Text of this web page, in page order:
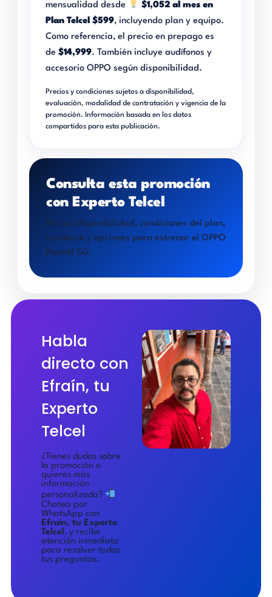
mensualidad desde
$1,052 al mes en
Plan Telcel $599, incluyendo plan y equipo.
Como referencia, el precio en prepago es
de $14,999. También incluye audífonos y
accesorio OPPO según disponibilidad.
Precios y condiciones sujetos a disponibilidad,
evaluación, modalidad de contratación y vigencia de la
promoción. Información basada en los datos
compartidos para esta publicación.
Consulta esta promoción
con Experto Telcel
Revisa disponibilidad, condiciones del plan,
cashback y opciones para estrenar el OPPO
Reno14 5G.
Habla
directo con
Efraín, tu
Experto
Telcel
¿Tienes dudas sobre
la promoción o
quieres más
información
personalizada?
Chatea por
WhatsApp con
Efraín, tu Experto
Telcel , y recibe
atención inmediata
para resolver todas
tus preguntas.